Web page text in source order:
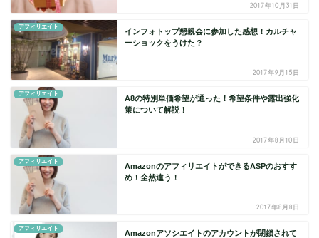
2017年10月31日
アフィリエイト
インフォトップ懇親会に参加した感想！カルチャ
ーショックをうけた？
2017年9月15日
アフィリエイト
A8の特別単価希望が通った！希望条件や露出強化
策について解説！
2017年8月10日
アフィリエイト
AmazonのアフィリエイトができるASPのおすす
め！全然違う！
2017年8月8日
アフィリエイト
Amazonアソシエイトのアカウントが閉鎖されて